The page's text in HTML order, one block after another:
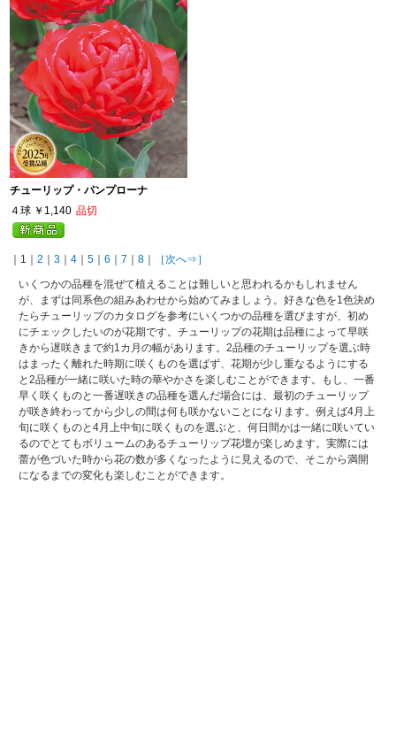
チューリップ・パンプローナ
４球 ￥1,140 品切
｜1｜2 ｜3 ｜4 ｜5 ｜6 ｜7 ｜8
［次へ⇒］
いくつかの品種を混ぜて植えることは難しいと思われるかもしれません
が、まずは同系色の組みあわせから始めてみましょう。好きな色を1色決め
たらチューリップのカタログを参考にいくつかの品種を選びますが、初め
にチェックしたいのが花期です。チューリップの花期は品種によって早咲
きから遅咲きまで約1カ月の幅があります。2品種のチューリップを選ぶ時
はまったく離れた時期に咲くものを選ばず、花期が少し重なるようにする
と2品種が一緒に咲いた時の華やかさを楽しむことができます。もし、一番
早く咲くものと一番遅咲きの品種を選んだ場合には、最初のチューリップ
が咲き終わってから少しの間は何も咲かないことになります。例えば4月上
旬に咲くものと4月上中旬に咲くものを選ぶと、何日間かは一緒に咲いてい
るのでとてもボリュームのあるチューリップ花壇が楽しめます。実際には
蕾が色づいた時から花の数が多くなったように見えるので、そこから満開
になるまでの変化も楽しむことができます。